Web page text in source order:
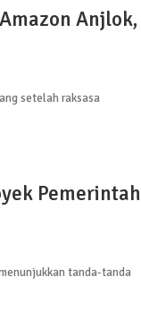
Anjlok,
setelah raksasa
Pemerintah
tanda-tanda